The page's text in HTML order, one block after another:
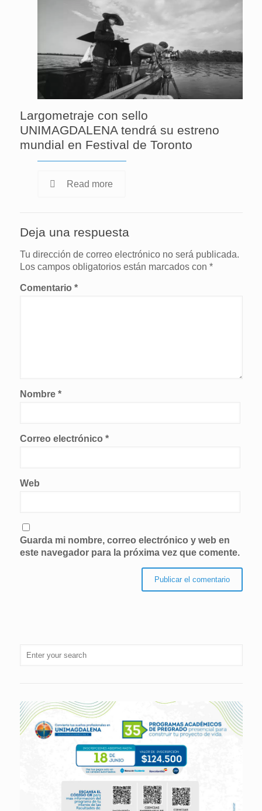
Largometraje con sello
UNIMAGDALENA tendrá su estreno
mundial en Festival de Toronto
Read more
Deja una respuesta
Tu dirección de correo electrónico no será publicada.
Los campos obligatorios están marcados con *
Comentario *
Nombre *
Correo electrónico *
Web
Guarda mi nombre, correo electrónico y web en
este navegador para la próxima vez que comente.